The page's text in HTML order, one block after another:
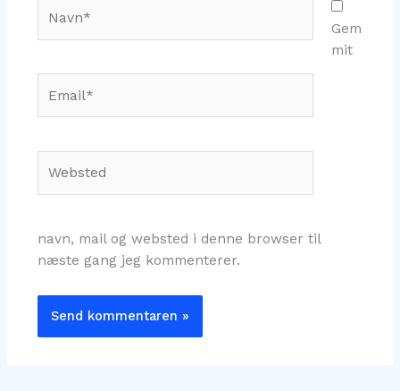
Gem
mit
navn, mail og websted i denne browser til
næste gang jeg kommenterer.